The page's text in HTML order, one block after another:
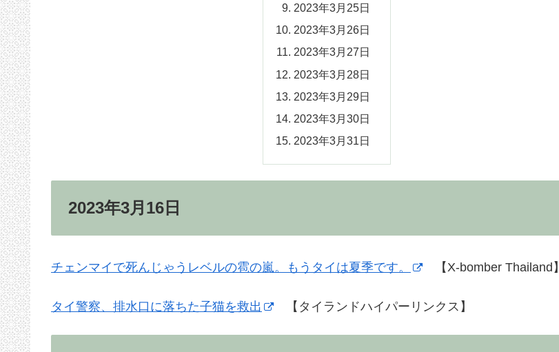
2023年3月25日
2023年3月26日
2023年3月27日
2023年3月28日
2023年3月29日
2023年3月30日
2023年3月31日
2023年3月16日
チェンマイで死んじゃうレベルの雹の嵐。もうタイは夏季です。 【X-bomber Thailand】
タイ警察、排水口に落ちた子猫を救出 【タイランドハイパーリンクス】